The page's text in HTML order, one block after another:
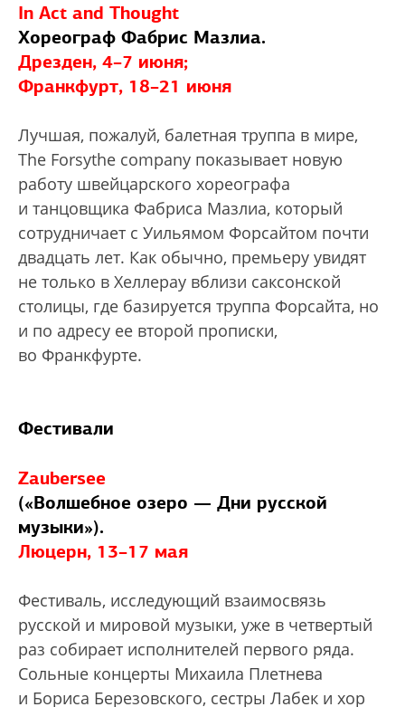
In Act and Thought
Хореограф Фабрис Мазлиа.
Дрезден, 4–7 июня;
Франкфурт, 18–21 июня
Лучшая, пожалуй, балетная труппа в мире,
The Forsythe company показывает новую
работу швейцарского хореографа
и танцовщика Фабриса Мазлиа, который
сотрудничает с Уильямом Форсайтом почти
двадцать лет. Как обычно, премьеру увидят
не только в Хеллерау вблизи саксонской
столицы, где базируется труппа Форсайта, но
и по адресу ее второй прописки,
во Франкфурте.
Фестивали
Zaubersee
(«Волшебное озеро — Дни русской
музыки»).
Люцерн, 13–17 мая
Фестиваль, исследующий взаимосвязь
русской и мировой музыки, уже в четвертый
раз собирает исполнителей первого ряда.
Сольные концерты Михаила Плетнева
и Бориса Березовского, сестры Лабек и хор